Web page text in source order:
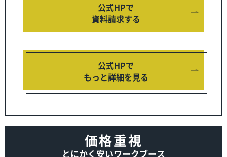
公式HPで
資料請求する
公式HPで
もっと詳細を見る
価格重視
とにかく安いワークブース